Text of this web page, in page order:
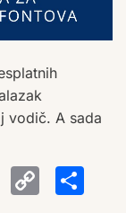
vodič. A sada
Email